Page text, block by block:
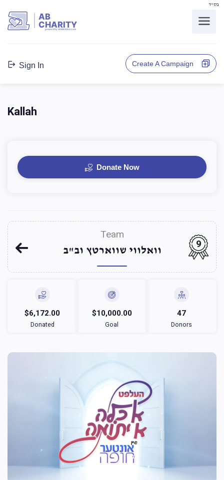
בס"ד
AB
CHARITY
powerd by ahblicklive.com
Sign In Create A Campaign
Kallah
Donate Now
Team
וואלווי שווארטץ וב"ב
9
$6,172.00
Donated
$10,000.00
Goal
47
Donors